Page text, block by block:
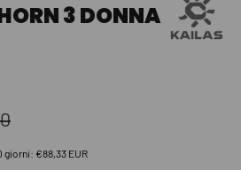
3 DONNA
giorni: €88,33 EUR